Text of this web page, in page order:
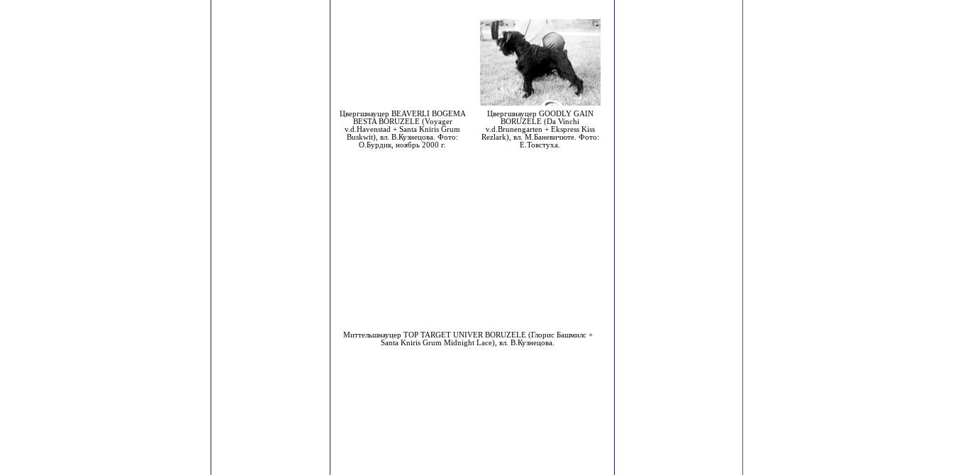
Цвергшнауцер BEAVERLI BOGEMA
BESTA BORUZELE (Voyager
v.d.Havenstad + Santa Kniris Grum
Buskwit), вл. В.Кузнецова. Фото:
О.Бурдик, ноябрь 2000 г.
Цвергшнауцер GOODLY GAIN
BORUZELE (Da Vinchi
v.d.Brunengarten + Ekspress Kiss
Rezlark), вл. М.Баневичюте. Фото:
Е.Товстуха.
Миттельшнауцер TOP TARGET UNIVER BORUZELE (Глорис Башмилс +
Santa Kniris Grum Midnight Lace), вл. В.Кузнецова.